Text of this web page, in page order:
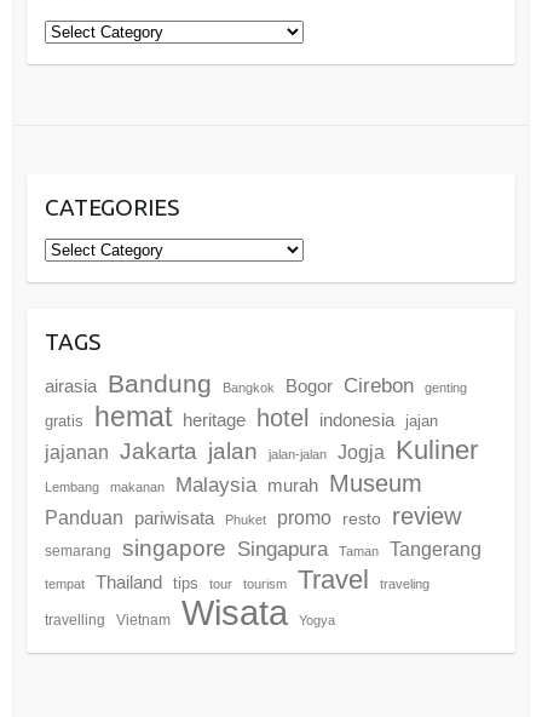
Categories
CATEGORIES
Categories
TAGS
airasia Bandung Bangkok Bogor Cirebon genting
gratis hemat heritage hotel indonesia jajan
jajanan Jakarta jalan jalan-jalan Jogja Kuliner
Lembang makanan Malaysia murah Museum
Panduan pariwisata Phuket promo resto review
semarang singapore Singapura Taman Tangerang
tempat Thailand tips tour tourism Travel traveling
travelling Vietnam Wisata Yogya